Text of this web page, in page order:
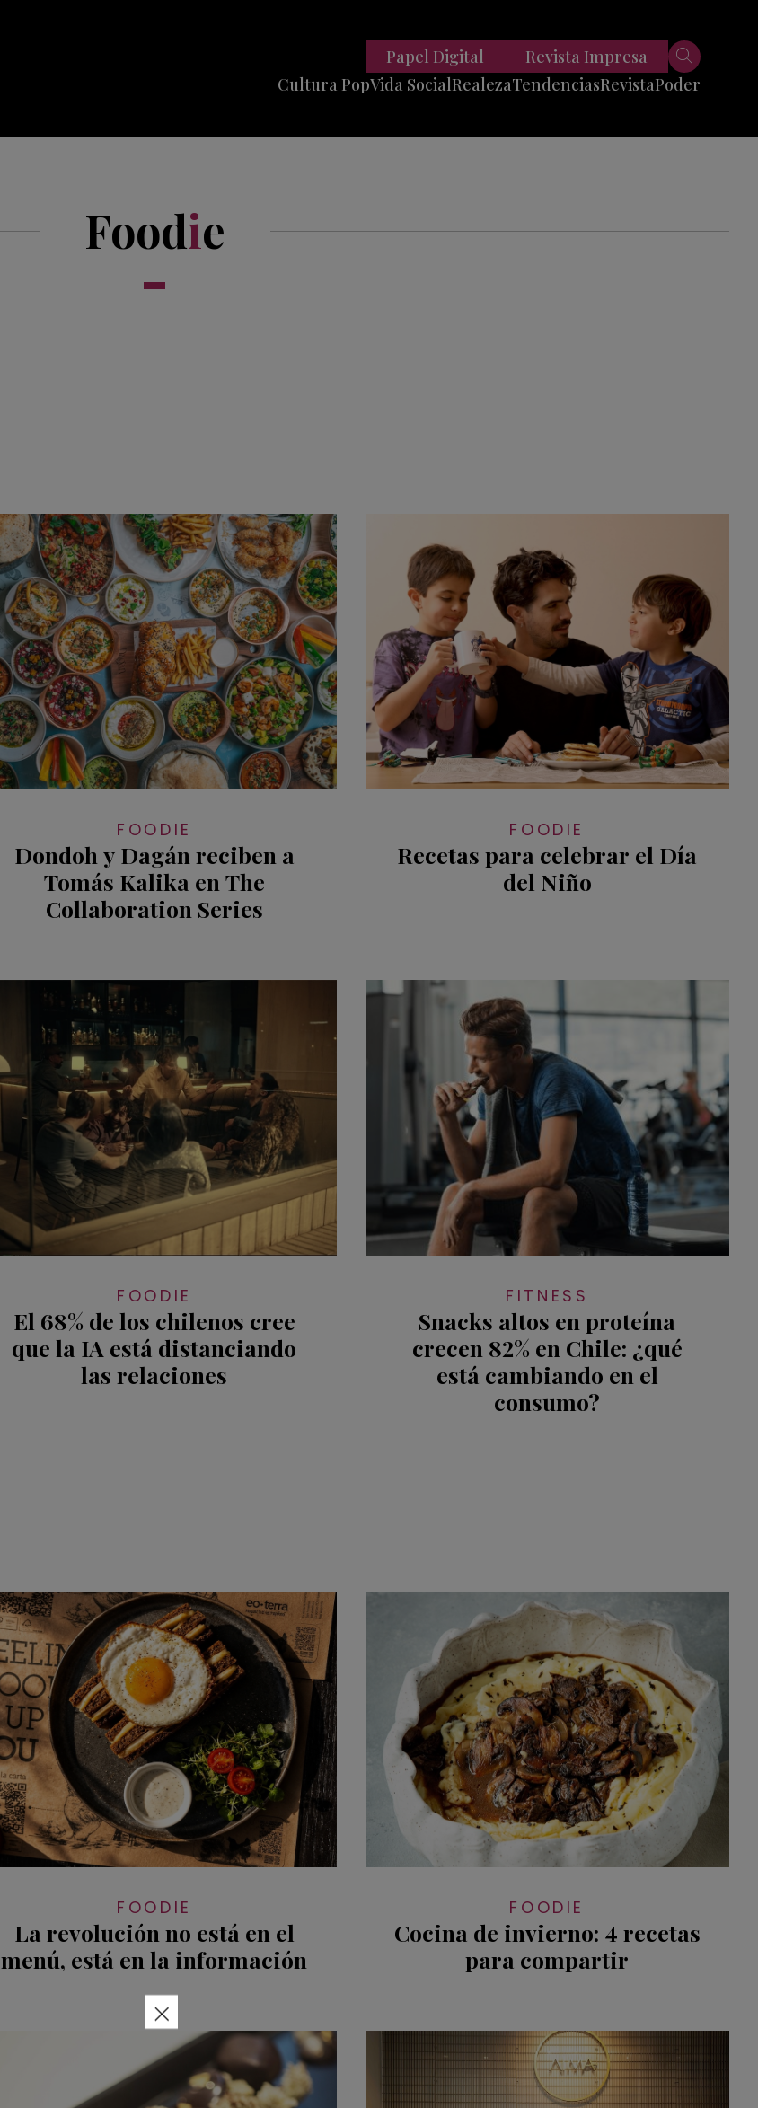
Cultura Pop
Celebrities
Vida SocialRealezaTendencias
Fitness
Revista
Reportajes
Poder
Papel Digital Revista Impresa
Foodie
FOODIE
Dondoh y Dagán reciben a
Tomás Kalika en The
Collaboration Series
FOODIE
Recetas para celebrar el Día
del Niño
FOODIE
El 68% de los chilenos cree
que la IA está distanciando
las relaciones
FITNESS
Snacks altos en proteína
crecen 82% en Chile: ¿qué
está cambiando en el
consumo?
FOODIE
La revolución no está en el
menú, está en la información
FOODIE
Cocina de invierno: 4 recetas
para compartir
×